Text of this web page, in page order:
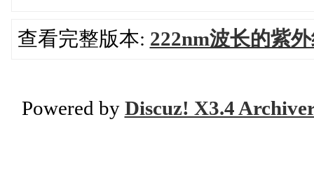
查看完整版本: 222nm波长的紫
Powered by Discuz! X3.4